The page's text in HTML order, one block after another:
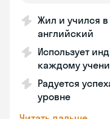
Жил и учился
английский
Использует
каждому
Радуется
уровне